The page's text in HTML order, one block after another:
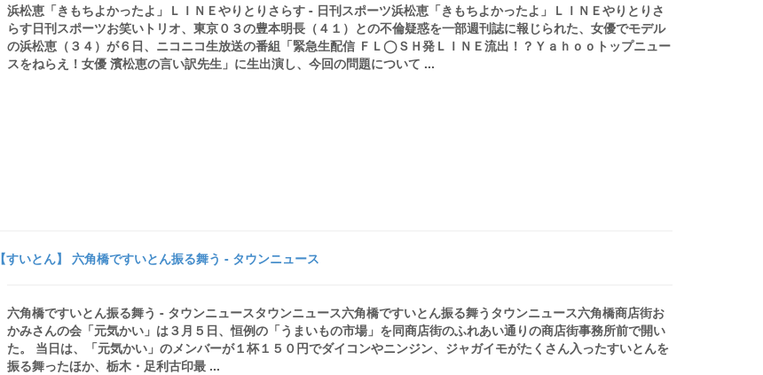
浜松恵「きもちよかったよ」ＬＩＮＥやりとりさらす - 日刊スポーツ浜松恵「きもちよかったよ」ＬＩＮＥやりとりさ
らす日刊スポーツお笑いトリオ、東京０３の豊本明長（４１）との不倫疑惑を一部週刊誌に報じられた、女優でモデル
の浜松恵（３４）が６日、ニコニコ生放送の番組「緊急生配信 ＦＬ◯ＳＨ発ＬＩＮＥ流出！？Ｙａｈｏｏトップニュー
スをねらえ！女優 濱松恵の言い訳先生」に生出演し、今回の問題について ...
【すいとん】 六角橋ですいとん振る舞う - タウンニュース
六角橋ですいとん振る舞う - タウンニュースタウンニュース六角橋ですいとん振る舞うタウンニュース六角橋商店街お
かみさんの会「元気かい」は３月５日、恒例の「うまいもの市場」を同商店街のふれあい通りの商店街事務所前で開い
た。 当日は、「元気かい」のメンバーが１杯１５０円でダイコンやニンジン、ジャガイモがたくさん入ったすいとんを
振る舞ったほか、栃木・足利古印最 ...